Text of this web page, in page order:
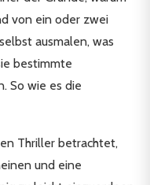
von ein oder zwei
ausmalen, was
bestimmte
So wie es die
Thriller betrachtet,
und eine